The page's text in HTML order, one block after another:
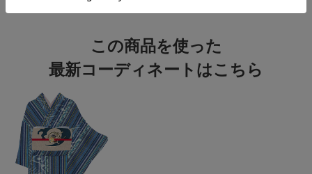
この商品を使った
最新コーディネートはこちら